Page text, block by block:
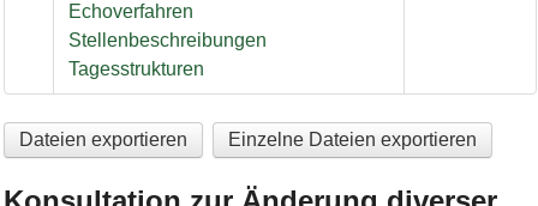
Echoverfahren
Stellenbeschreibungen
Tagesstrukturen
Dateien exportieren Einzelne Dateien exportieren